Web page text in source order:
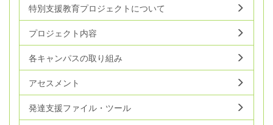
特別支援教育プロジェクトについて
プロジェクト内容
各キャンパスの取り組み
アセスメント
発達支援ファイル・ツール